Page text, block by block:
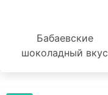
Бабаевские
шоколадный вкус